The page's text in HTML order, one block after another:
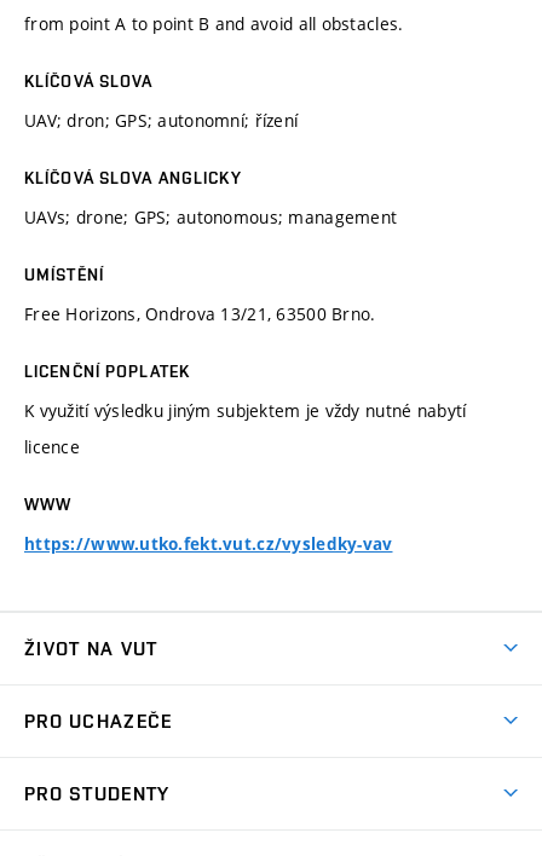
from point A to point B and avoid all obstacles.
KLÍČOVÁ SLOVA
UAV; dron; GPS; autonomní; řízení
KLÍČOVÁ SLOVA ANGLICKY
UAVs; drone; GPS; autonomous; management
UMÍSTĚNÍ
Free Horizons, Ondrova 13/21, 63500 Brno.
LICENČNÍ POPLATEK
K využití výsledku jiným subjektem je vždy nutné nabytí
licence
WWW
https://www.utko.fekt.vut.cz/vysledky-vav
ŽIVOT NA VUT
Koleje
PRO UCHAZEČE
PRO STUDENTY